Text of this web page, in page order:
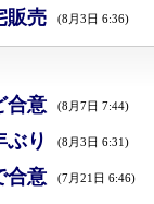
販売 (8月3日 6:36)
合意 (8月7日 7:44)
ぶり (8月3日 6:31)
合意 (7月21日 6:46)